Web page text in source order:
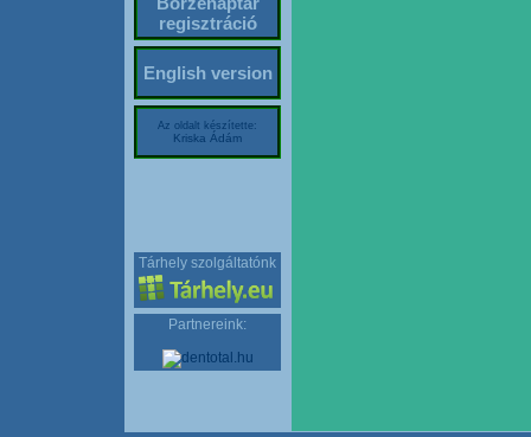
regisztráció
English version
Az oldalt készítette:
Kriska Ádám
Tárhely szolgáltatónk
Partnereink: